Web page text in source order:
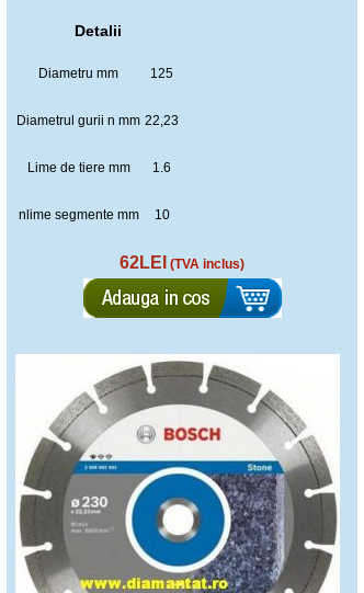
Detalii
Diametru mm 125
Diametrul gurii n mm 22,23
Lime de tiere mm 1.6
nlime segmente mm 10
62LEI (TVA inclus)